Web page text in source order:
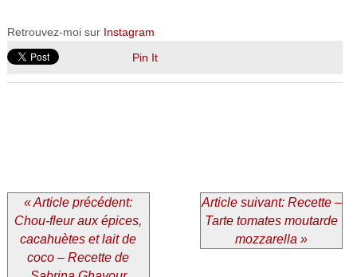
Retrouvez-moi sur Instagram
Pin It
« Article précédent:
Chou-fleur aux épices,
cacahuètes et lait de
coco – Recette de
Article suivant: Recette –
Tarte tomates moutarde
mozzarella »